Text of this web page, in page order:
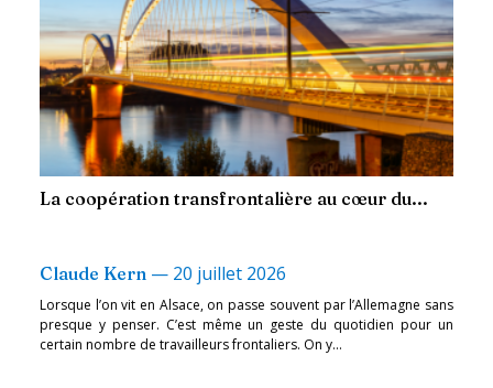
La coopération transfrontalière au cœur du...
Claude Kern — 20 juillet 2026
Lorsque l’on vit en Alsace, on passe souvent par l’Allemagne sans
presque y penser. C’est même un geste du quotidien pour un
certain nombre de travailleurs frontaliers. On y...